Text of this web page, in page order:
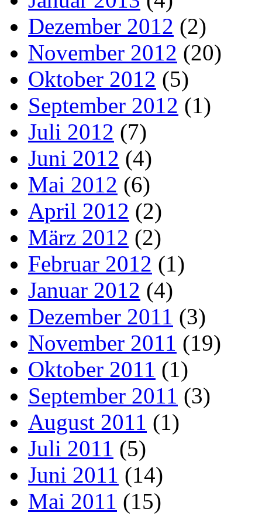
Dezember 2012 (2)
November 2012 (20)
Oktober 2012 (5)
September 2012 (1)
Juli 2012 (7)
Juni 2012 (4)
Mai 2012 (6)
April 2012 (2)
März 2012 (2)
Februar 2012 (1)
Januar 2012 (4)
Dezember 2011 (3)
November 2011 (19)
Oktober 2011 (1)
September 2011 (3)
August 2011 (1)
Juli 2011 (5)
Juni 2011 (14)
Mai 2011 (15)